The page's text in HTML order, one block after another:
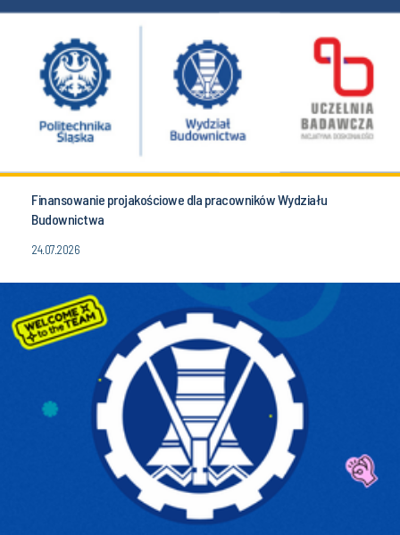
Finansowanie projakościowe dla pracowników Wydziału
Budownictwa
24.07.2026